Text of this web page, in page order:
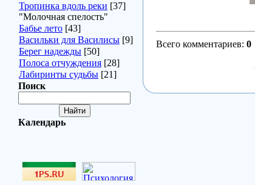
Тропинка вдоль реки [37]
"Молочная спелость"
Бабье лето [43]
Васильки для Василисы [9]
Берег надежды [50]
Полоса отчуждения [28]
Лабиринты судьбы [21]
Поиск
Календарь
Всего комментариев: 0